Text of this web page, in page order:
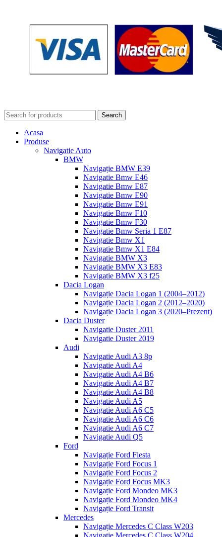
Search
Acasa
Produse
Navigatie Auto
BMW
Navigație BMW E39
Navigatie Bmw E46
Navigatie Bmw E87
Navigatie Bmw E90
Navigatie Bmw E91
Navigatie Bmw F10
Navigatie Bmw F30
Navigatie Bmw Seria 1 E87
Navigatie Bmw X1
Navigatie Bmw X1 E84
Navigatie BMW X3
Navigatie BMW X3 E83
Navigatie BMW X3 f25
Dacia Logan
Navigație Dacia Logan 1 (2004–2012)
Navigație Dacia Logan 2 (2012–2020)
Navigație Dacia Logan 3 (2020–Prezent)
Dacia Duster
Navigatie Duster 2011
Navigatie Duster 2019
Audi
Navigatie Audi A3 8p
Navigatie Audi A4
Navigatie Audi A4 B6
Navigatie Audi A4 B7
Navigatie Audi A4 B8
Navigatie Audi A5
Navigatie Audi A6 C5
Navigatie Audi A6 C6
Navigatie Audi A6 C7
Navigatie Audi Q5
Ford
Navigație Ford Fiesta
Navigație Ford Focus 1
Navigație Ford Focus 2
Navigație Ford Focus MK3
Navigație Ford Mondeo MK3
Navigație Ford Mondeo MK4
Navigație Ford Transit
Mercedes
Navigație Mercedes C Class W203
Navigație Mercedes C Class W204